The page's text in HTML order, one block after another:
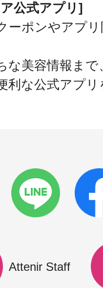
公式アプリ]
ーポンやアプ
な美容情報まで
利な公式アプ
Attenir Staff